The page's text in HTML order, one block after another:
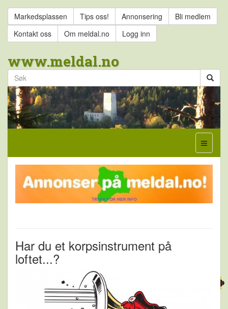
Markedsplassen Tips oss! Annonsering
Bli medlem
Kontakt oss
Om meldal.no Logg inn
www.meldal.no
Har du et korpsinstrument på
loftet...?